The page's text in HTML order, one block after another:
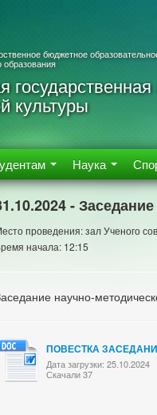
бюджетное
культуры
Наука
-
проведения: зал Ученого
начала: 12:15
научно-
ПОВЕСТКА
Дата загрузки: 25.10.2024
Скачали 37